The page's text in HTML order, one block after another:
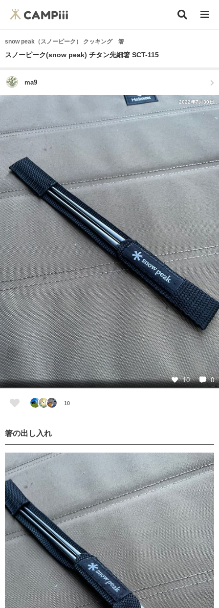
snow peak（スノーピーク） クッキング 箸
スノーピーク(snow peak) チタン先細箸 SCT-115
ma9
2022年7月30日
10 0
10
箸の出し入れ